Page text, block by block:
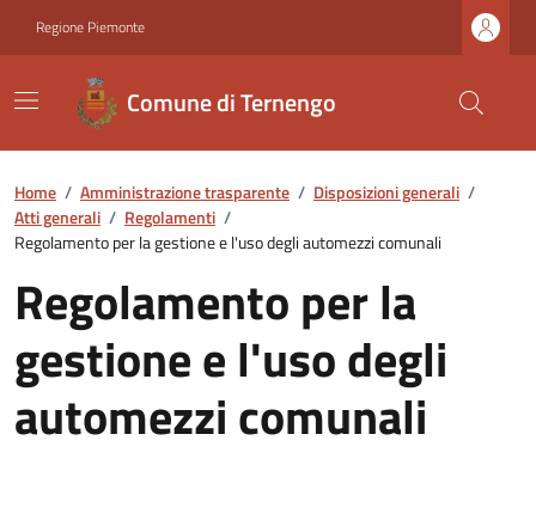
Regione Piemonte
Comune di Ternengo
Home / Amministrazione trasparente / Disposizioni generali /
Atti generali / Regolamenti /
Regolamento per la gestione e l'uso degli automezzi comunali
Regolamento per la
gestione e l'uso degli
automezzi comunali